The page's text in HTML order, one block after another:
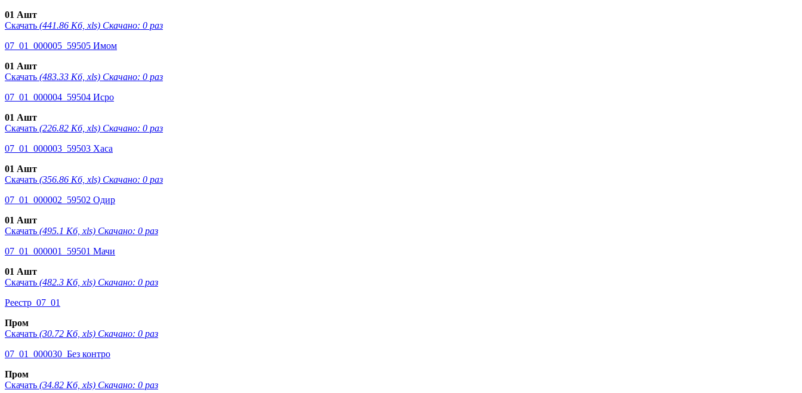
01 Ашт
Скачать (441.86 Кб, xls) Скачано: 0 раз
07_01_000005_59505 Имом
01 Ашт
Скачать (483.33 Кб, xls) Скачано: 0 раз
07_01_000004_59504 Исро
01 Ашт
Скачать (226.82 Кб, xls) Скачано: 0 раз
07_01_000003_59503 Хаса
01 Ашт
Скачать (356.86 Кб, xls) Скачано: 0 раз
07_01_000002_59502 Одир
01 Ашт
Скачать (495.1 Кб, xls) Скачано: 0 раз
07_01_000001_59501 Мачи
01 Ашт
Скачать (482.3 Кб, xls) Скачано: 0 раз
Реестр_07_01
Пром
Скачать (30.72 Кб, xls) Скачано: 0 раз
07_01_000030_Без контро
Пром
Скачать (34.82 Кб, xls) Скачано: 0 раз